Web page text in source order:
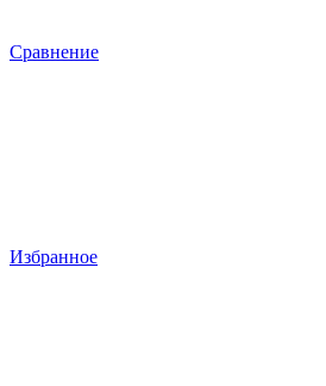
Сравнение
Избранное